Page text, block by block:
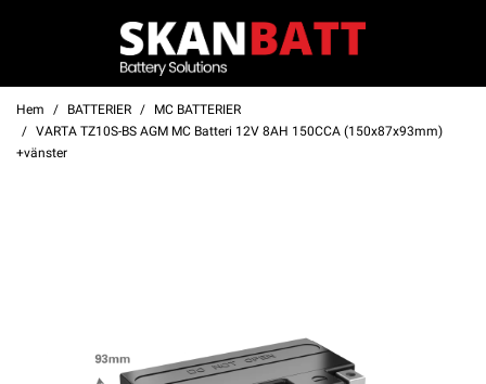
Hem BATTERIER
MC BATTERIER
VARTA TZ10S-BS AGM MC Batteri 12V 8AH 150CCA (150x87x93mm)
+vänster